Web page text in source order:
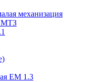
механизация
МТЗ
ЕМ 1.3